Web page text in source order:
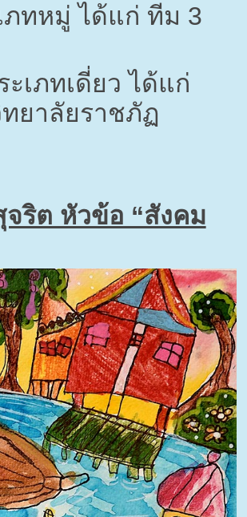
ภทหมู่ ได้แก่ ทีม 3
ะเภทเดี่ยว ได้แก่
ยาลัยราชภัฏ
ริต หัวข้อ “สังคม